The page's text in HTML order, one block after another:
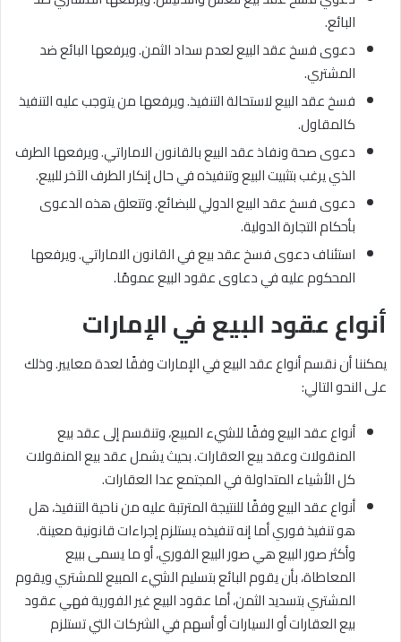
البائع.
دعوى فسخ عقد البيع لعدم سداد الثمن. ويرفعها البائع ضد
المشتري.
فسخ عقد البيع لاستحالة التنفيذ. ويرفعها من يتوجب عليه التنفيذ
كالمقاول.
دعوى صحة ونفاذ عقد البيع بالقانون الاماراتي. ويرفعها الطرف
الذي يرغب بتثبيت البيع وتنفيذه في حال إنكار الطرف الآخر للبيع.
دعوى فسخ عقد البيع الدولي للبضائع. وتتعلق هذه الدعوى
بأحكام التجارة الدولية.
استئناف دعوى فسخ عقد بيع في القانون الاماراتي. ويرفعها
المحكوم عليه في دعاوى عقود البيع عمومًا.
أنواع عقود البيع في الإمارات
يمكننا أن نقسم أنواع عقد البيع في الإمارات وفقًا لعدة معايير. وذلك
على النحو التالي:
أنواع عقد البيع وفقًا للشيء المبيع، وتنقسم إلى عقد بيع
المنقولات وعقد بيع العقارات. بحيث يشمل عقد بيع المنقولات
كل الأشياء المتداولة في المجتمع عدا العقارات.
أنواع عقد البيع وفقًا للنتيجة المترتبة عليه من ناحية التنفيذ، هل
هو تنفيذ فوري أما إنه تنفيذه يستلزم إجراءات قانونية معينة.
وأكثر صور البيع هي صور البيع الفوري، أو ما يسمى ببيع
المعاطاة، بأن يقوم البائع بتسليم الشيء المبيع للمشتري ويقوم
المشتري بتسديد الثمن، أما عقود البيع غير الفورية فهي عقود
بيع العقارات أو السيارات أو أسهم في الشركات التي تستلزم